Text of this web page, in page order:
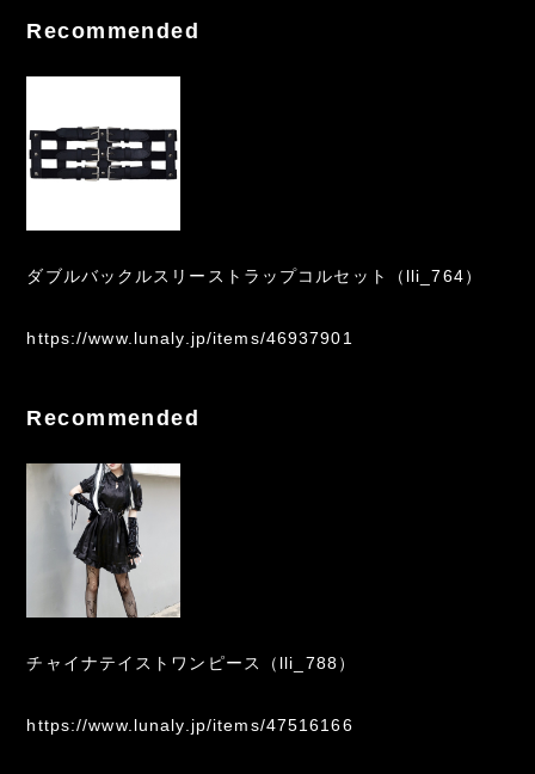
Recommended
ダブルバックルスリーストラップコルセット（lli_764）
https://www.lunaly.jp/items/46937901
Recommended
チャイナテイストワンピース（lli_788）
https://www.lunaly.jp/items/47516166